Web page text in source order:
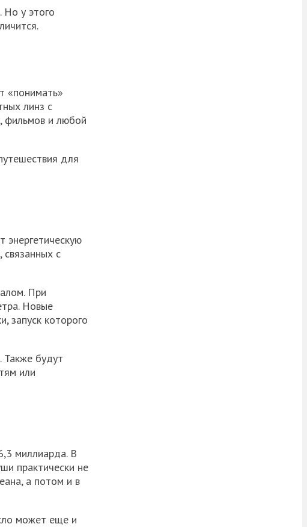
Но у этого
«понимать»
линз с
фильмов и любой
для
с
При
Новые
запуск которого
Также будут
или
миллиарда. В
практически не
а потом и в
может еще и